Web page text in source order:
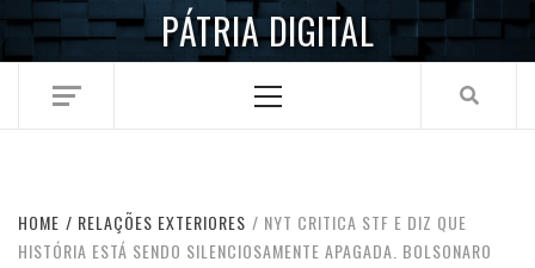
Skip
PÁTRIA DIGITAL
Menu
HOME RELAÇÕES EXTERIORES
NYT CRITICA STF E DIZ QUE
HISTÓRIA ESTÁ SENDO SILENCIOSAMENTE APAGADA. BOLSONARO